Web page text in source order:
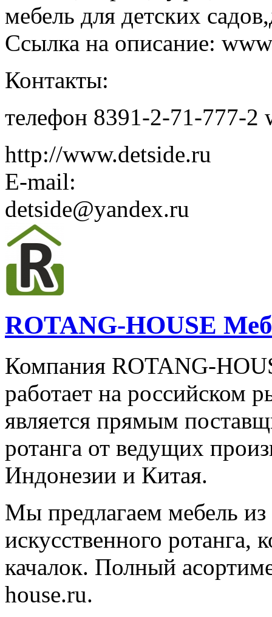
мебель для детских
Ссылка на описание:
Контакты:
телефон 8391-2-71-777-2
http://www.detside.ru
E-mail:
detside@yandex.ru
ROTANG-HOUSE
Компания ROTANG-
работает на российском
является прямым
ротанга от ведущих
Индонезии и Китая.
Мы предлагаем мебель из
искусственного ротанга,
качалок. Полный
house.ru.